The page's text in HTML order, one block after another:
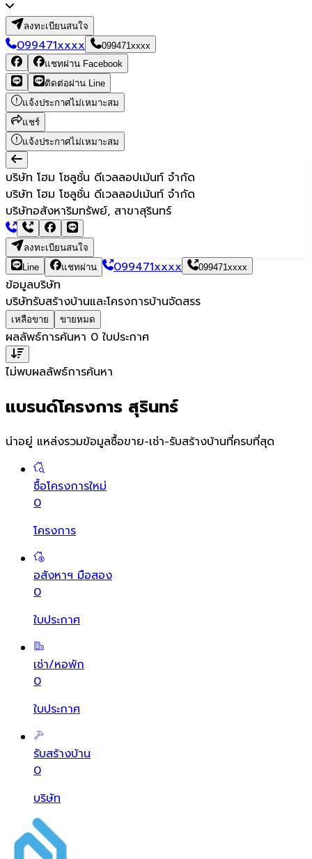
ลงทะเบียนสนใจ
099471xxxx
099471xxxx
แชทผ่าน Facebook
ติดต่อผ่าน Line
แจ้งประกาศไม่เหมาะสม
แชร์
แจ้งประกาศไม่เหมาะสม
บริษัท โฮม โซลูชั่น ดีเวลลอปเม้นท์ จำกัด
บริษัท โฮม โซลูชั่น ดีเวลลอปเม้นท์ จำกัด
บริษัทอสังหาริมทรัพย์, สาขาสุรินทร์
ลงทะเบียนสนใจ
Line
แชทผ่าน 099471xxxx 099471xxxx
ข้อมูลบริษัท
บริษัทรับสร้างบ้านและโครงการบ้านจัดสรร
เหลือขาย ขายหมด
ผลลัพธ์การค้นหา 0 ใบประกาศ
ไม่พบผลลัพธ์การค้นหา
แบรนด์โครงการ สุรินทร์
น่าอยู่ แหล่งรวมข้อมูลซื้อขาย-เช่า-รับสร้างบ้านที่ครบที่สุด
ซื้อโครงการใหม่
0
โครงการ
อสังหาฯ มือสอง
0
ใบประกาศ
เช่า/หอพัก
0
ใบประกาศ
รับสร้างบ้าน
0
บริษัท